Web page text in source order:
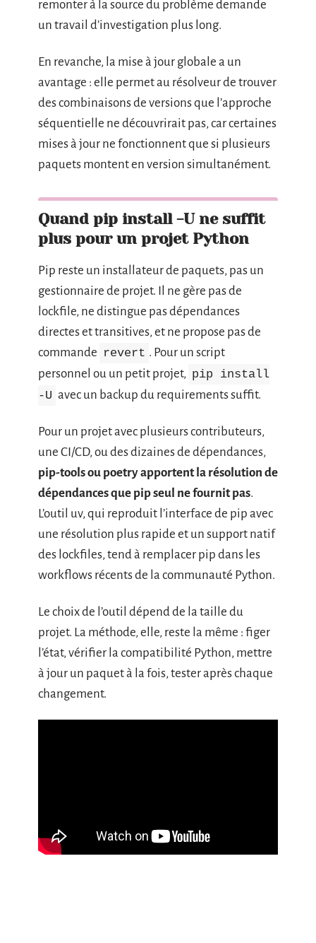
remonter à la source du problème demande
un travail d’investigation plus long.
En revanche, la mise à jour globale a un
avantage : elle permet au résolveur de trouver
des combinaisons de versions que l’approche
séquentielle ne découvrirait pas, car certaines
mises à jour ne fonctionnent que si plusieurs
paquets montent en version simultanément.
Quand pip install -U ne suffit
plus pour un projet Python
Pip reste un installateur de paquets, pas un
gestionnaire de projet. Il ne gère pas de
lockfile, ne distingue pas dépendances
directes et transitives, et ne propose pas de
commande revert . Pour un script
personnel ou un petit projet, pip install
-U avec un backup du requirements suffit.
Pour un projet avec plusieurs contributeurs,
une CI/CD, ou des dizaines de dépendances,
pip-tools ou poetry apportent la résolution de
dépendances que pip seul ne fournit pas.
L’outil uv, qui reproduit l’interface de pip avec
une résolution plus rapide et un support natif
des lockfiles, tend à remplacer pip dans les
workflows récents de la communauté Python.
Le choix de l’outil dépend de la taille du
projet. La méthode, elle, reste la même : figer
l’état, vérifier la compatibilité Python, mettre
à jour un paquet à la fois, tester après chaque
changement.